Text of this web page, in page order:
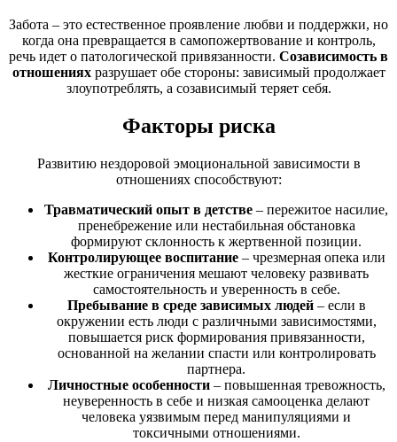
Забота – это естественное проявление любви и поддержки, но
когда она превращается в самопожертвование и контроль,
речь идет о патологической привязанности. Созависимость в
отношенияхразрушает обе стороны: зависимый продолжает
злоупотреблять, а созависимый теряет себя.
Факторы риска
Развитию нездоровой эмоциональной зависимости в
отношениях способствуют:
Травматический опыт в детстве – пережитое насилие,
пренебрежение или нестабильная обстановка
формируют склонность к жертвенной позиции.
Контролирующее воспитание– чрезмерная опека или
жесткие ограничения мешают человеку развивать
самостоятельность и уверенность в себе.
Пребывание в среде зависимых людей– если в
окружении есть люди с различными зависимостями,
повышается риск формирования привязанности,
основанной на желании спасти или контролировать
партнера.
Личностные особенности– повышенная тревожность,
неуверенность в себе и низкая самооценка делают
человека уязвимым перед манипуляциями и
токсичными отношениями.